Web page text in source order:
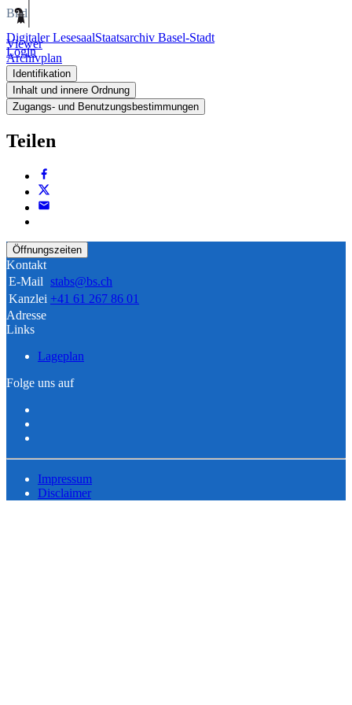
Digitaler LesesaalStaatsarchiv Basel-Stadt
Login
Bild
Viewer
Archivplan
Identifikation
Inhalt und innere Ordnung
Zugangs- und Benutzungsbestimmungen
Teilen
Öffnungszeiten
Kontakt
E-Mail stabs@bs.ch
Kanzlei +41 61 267 86 01
Adresse
Links
Lageplan
Folge uns auf
Impressum
Disclaimer